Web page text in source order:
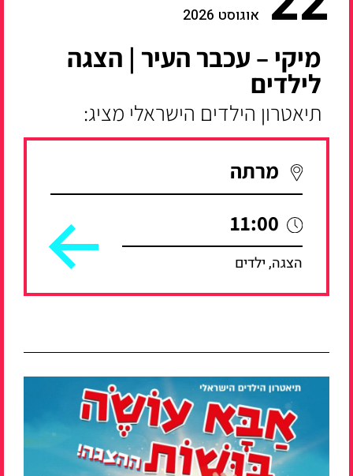
אוגוסט 2026
מיקי – עכבר העיר | הצגה
לילדים
תיאטרון הילדים הישראלי מציג:
מרתה
11:00
הצגה, ילדים